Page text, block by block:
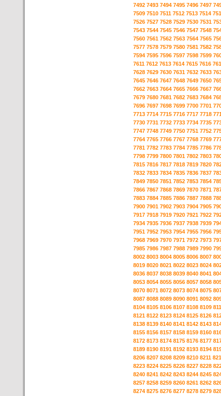
7492 7493 7494 7495 7496 7497
7509 7510 7511 7512 7513 7514
7526 7527 7528 7529 7530 7531
7543 7544 7545 7546 7547 7548
7560 7561 7562 7563 7564 7565
7577 7578 7579 7580 7581 7582
7594 7595 7596 7597 7598 7599
7611 7612 7613 7614 7615 7616
7628 7629 7630 7631 7632 7633
7645 7646 7647 7648 7649 7650
7662 7663 7664 7665 7666 7667
7679 7680 7681 7682 7683 7684
7696 7697 7698 7699 7700 7701
7713 7714 7715 7716 7717 7718
7730 7731 7732 7733 7734 7735
7747 7748 7749 7750 7751 7752
7764 7765 7766 7767 7768 7769
7781 7782 7783 7784 7785 7786
7798 7799 7800 7801 7802 7803
7815 7816 7817 7818 7819 7820
7832 7833 7834 7835 7836 7837
7849 7850 7851 7852 7853 7854
7866 7867 7868 7869 7870 7871
7883 7884 7885 7886 7887 7888
7900 7901 7902 7903 7904 7905
7917 7918 7919 7920 7921 7922
7934 7935 7936 7937 7938 7939
7951 7952 7953 7954 7955 7956
7968 7969 7970 7971 7972 7973
7985 7986 7987 7988 7989 7990
8002 8003 8004 8005 8006 8007
8019 8020 8021 8022 8023 8024
8036 8037 8038 8039 8040 8041
8053 8054 8055 8056 8057 8058
8070 8071 8072 8073 8074 8075
8087 8088 8089 8090 8091 8092
8104 8105 8106 8107 8108 8109
8121 8122 8123 8124 8125 8126
8138 8139 8140 8141 8142 8143
8155 8156 8157 8158 8159 8160
8172 8173 8174 8175 8176 8177
8189 8190 8191 8192 8193 8194
8206 8207 8208 8209 8210 8211
8223 8224 8225 8226 8227 8228
8240 8241 8242 8243 8244 8245
8257 8258 8259 8260 8261 8262
8274 8275 8276 8277 8278 8279